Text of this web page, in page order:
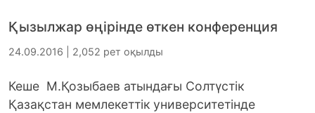
Қызылжар өңірінде өткен конференция
24.09.2016 | 2,052 рет оқылды
Кеше М.Қозыбаев атындағы Солтүстік
Қазақстан мемлекеттік университетінде